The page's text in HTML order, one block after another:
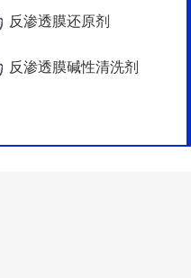
反渗透膜还原剂
反渗透膜碱性清洗剂